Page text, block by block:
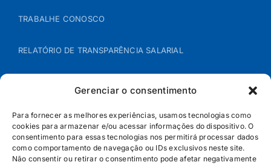
Gerenciar o consentimento
Para fornecer as melhores experiências, usamos tecnologias como
cookies para armazenar e/ou acessar informações do dispositivo. O
consentimento para essas tecnologias nos permitirá processar dados
como comportamento de navegação ou IDs exclusivos neste site.
Não consentir ou retirar o consentimento pode afetar negativamente
TRABALHE CONOSCO
RELATÓRIO DE TRANSPARÊNCIA SALARIAL
POLÍTICA DE COOKIES
POLÍTICA DE PRIVACIDADE